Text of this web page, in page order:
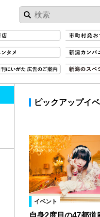
ピックアップイ
イベント